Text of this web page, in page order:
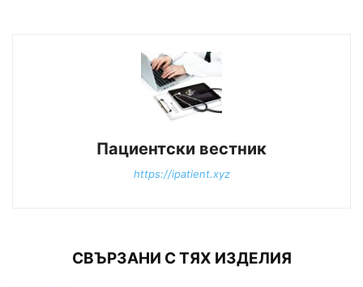
Пациентски вестник
https://ipatient.xyz
СВЪРЗАНИ С ТЯХ ИЗДЕЛИЯ